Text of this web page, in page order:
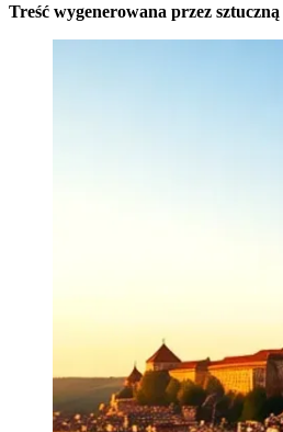
Treść wygenerowana przez